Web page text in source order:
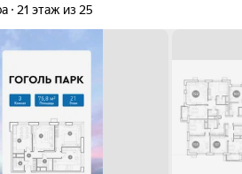
21 этаж из 25